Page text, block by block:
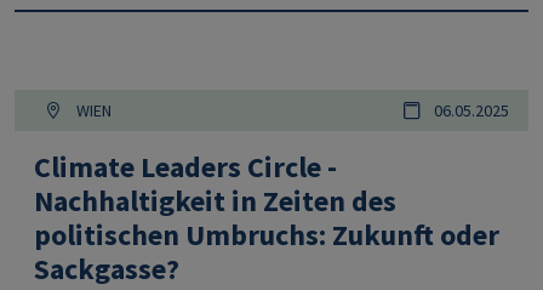
WIEN 06.05.2025
Climate Leaders Circle -
Nachhaltigkeit in Zeiten des
politischen Umbruchs: Zukunft oder
Sackgasse?